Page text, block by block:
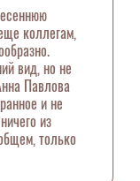
коллегам,
вид, но не
Павлова
и не
из
только